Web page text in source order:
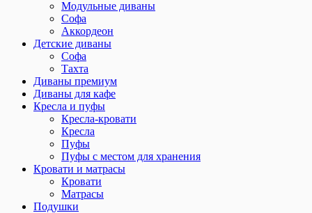
Модульные диваны
Софа
Аккордеон
Детские диваны
Софа
Тахта
Диваны премиум
Диваны для кафе
Кресла и пуфы
Кресла-кровати
Кресла
Пуфы
Пуфы с местом для хранения
Кровати и матрасы
Кровати
Матрасы
Подушки